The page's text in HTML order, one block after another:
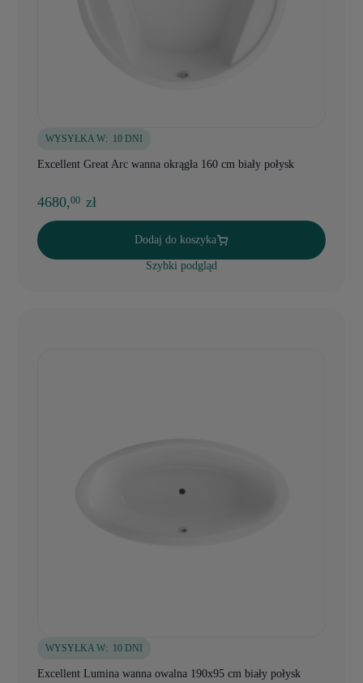
WYSYŁKA W: 10 DNI
Excellent Great Arc wanna okrągła 160 cm biały połysk
4680,00 zł
Dodaj do koszyka
Szybki podgląd
WYSYŁKA W: 10 DNI
Excellent Lumina wanna owalna 190x95 cm biały połysk